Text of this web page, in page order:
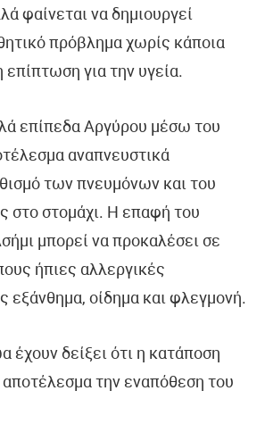
φαίνεται να δημιουργεί
πρόβλημα χωρίς κάποια
για την υγεία.
επίπεδα Αργύρου μέσω του
αναπνευστικά
των πνευμόνων και του
στο στομάχι. Η επαφή του
μπορεί να προκαλέσει σε
ήπιες αλλεργικές
εξάνθημα, οίδημα και φλεγμονή.
έχουν δείξει ότι η κατάποση
την εναπόθεση του